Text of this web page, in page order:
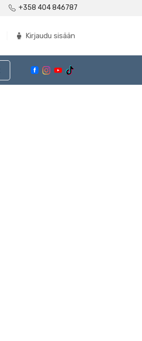
+358 404 846787
Kirjaudu sisään